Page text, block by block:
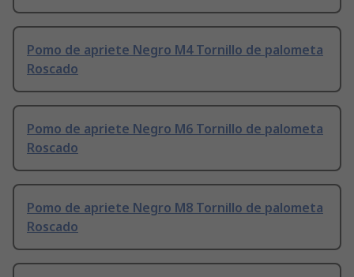
Pomo de apriete Negro M4 Tornillo de palometa
Roscado
Pomo de apriete Negro M6 Tornillo de palometa
Roscado
Pomo de apriete Negro M8 Tornillo de palometa
Roscado